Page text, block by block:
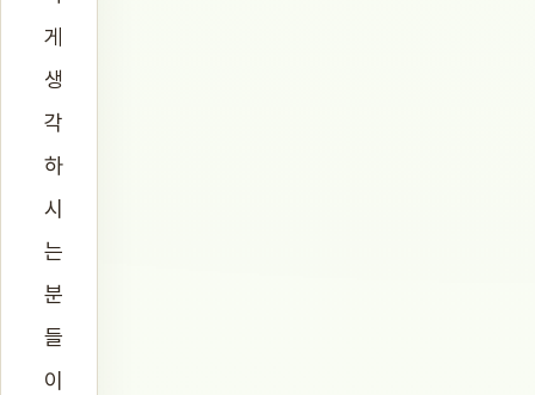
게
생
각
하
시
는
분
들
이